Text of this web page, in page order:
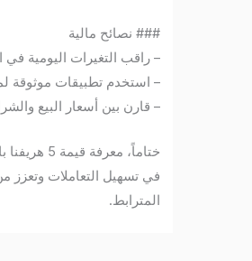
### نصائح مالية
– راقب التغيرات اليومية في
– استخدم تطبيقات موثوقة
– قارن بين أسعار البيع
ختاماً، معرفة قيمة 5
في تسهيل التعاملات وتعزز من
المترابط.